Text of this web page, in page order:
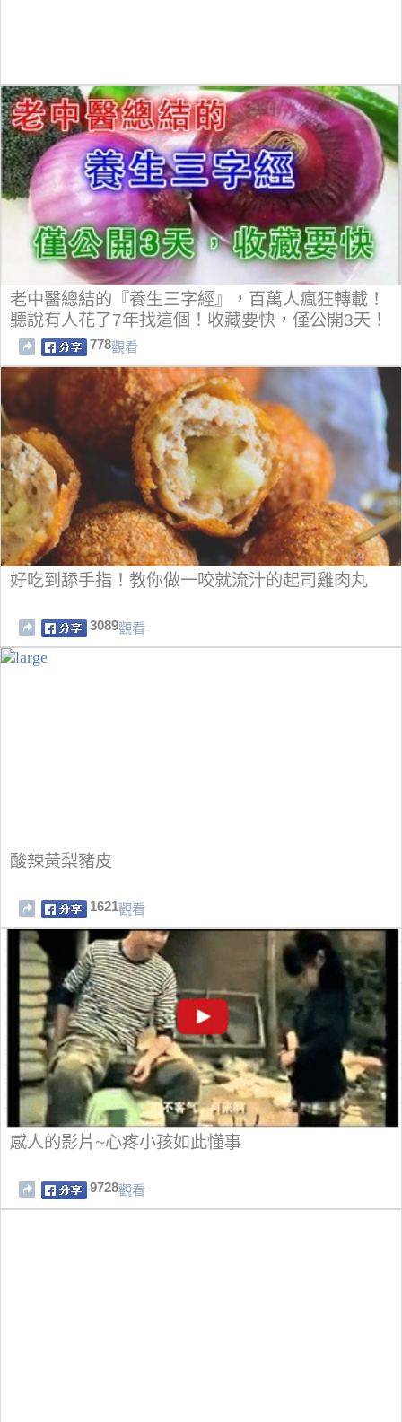
老中醫總結的『養生三字經』，百萬人瘋狂轉載！
聽說有人花了7年找這個！收藏要快，僅公開3天！
778觀看
好吃到舔手指！教你做一咬就流汁的起司雞肉丸
3089觀看
酸辣黃梨豬皮
1621觀看
感人的影片~心疼小孩如此懂事
9728觀看